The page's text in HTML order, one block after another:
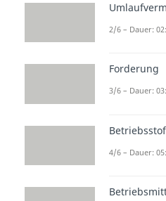
Das
die
also
Betrag
sinken.
ein
2/6 – Dauer:
Forderung
3/6 – Dauer:
4/6 – Dauer: